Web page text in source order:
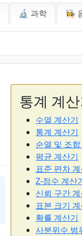
🔬 과학 👩‍🍳
통계 계
수열 계산기
통계 계산기
순열 및 조
평균 계산기
표준 편차
Z-점수 계산
신뢰 구간
표본 크기
확률 계산기
사분위수 범